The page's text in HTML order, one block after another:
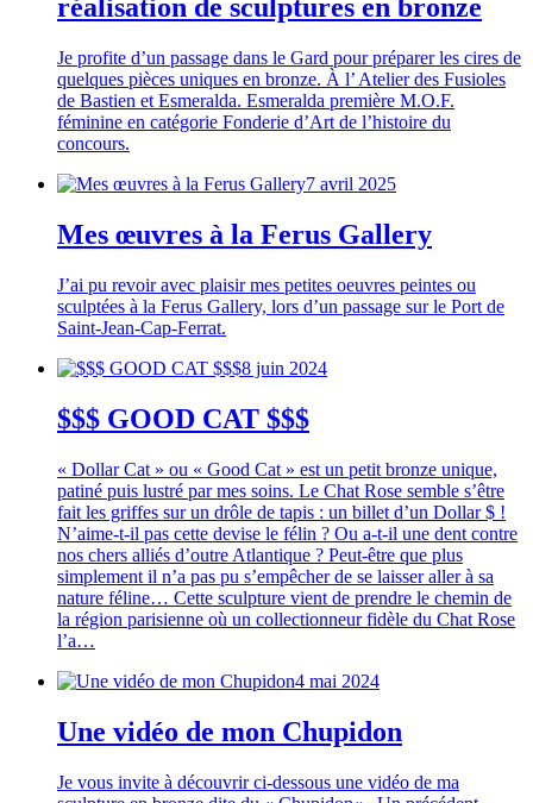
réalisation de sculptures en bronze
Je profite d’un passage dans le Gard pour préparer les cires de
quelques pièces uniques en bronze. À l’ Atelier des Fusioles
de Bastien et Esmeralda. Esmeralda première M.O.F.
féminine en catégorie Fonderie d’Art de l’histoire du
concours.
7 avril 2025
Mes œuvres à la Ferus Gallery
J’ai pu revoir avec plaisir mes petites oeuvres peintes ou
sculptées à la Ferus Gallery, lors d’un passage sur le Port de
Saint-Jean-Cap-Ferrat.
8 juin 2024
$$$ GOOD CAT $$$
« Dollar Cat » ou « Good Cat » est un petit bronze unique,
patiné puis lustré par mes soins. Le Chat Rose semble s’être
fait les griffes sur un drôle de tapis : un billet d’un Dollar $ !
N’aime-t-il pas cette devise le félin ? Ou a-t-il une dent contre
nos chers alliés d’outre Atlantique ? Peut-être que plus
simplement il n’a pas pu s’empêcher de se laisser aller à sa
nature féline… Cette sculpture vient de prendre le chemin de
la région parisienne où un collectionneur fidèle du Chat Rose
l’a…
4 mai 2024
Une vidéo de mon Chupidon
Je vous invite à découvrir ci-dessous une vidéo de ma